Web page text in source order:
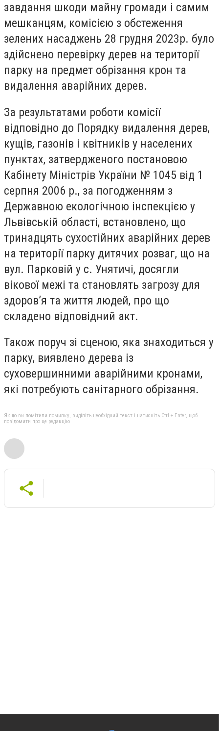
завдання шкоди майну громади і самим
мешканцям, комісією з обстеження
зелених насаджень 28 грудня 2023р. було
здійснено перевірку дерев на території
парку на предмет обрізання крон та
видалення аварійних дерев.
За результатами роботи комісії
відповідно до Порядку видалення дерев,
кущів, газонів і квітників у населених
пунктах, затвердженого постановою
Кабінету Міністрів України № 1045 від 1
серпня 2006 р., за погодженням з
Державною екологічною інспекцією у
Львівській області, встановлено, що
тринадцять сухостійних аварійних дерев
на території парку дитячих розваг, що на
вул. Парковій у с. Унятичі, досягли
вікової межі та становлять загрозу для
здоров’я та життя людей, про що
складено відповідний акт.
Також поруч зі сценою, яка знаходиться у
парку, виявлено дерева із
суховершинними аварійними кронами,
які потребують санітарного обрізання.
Якщо ви помітили помилку, виділіть необхідний текст і натисніть Ctrl + Enter, щоб
повідомити про це редакцію